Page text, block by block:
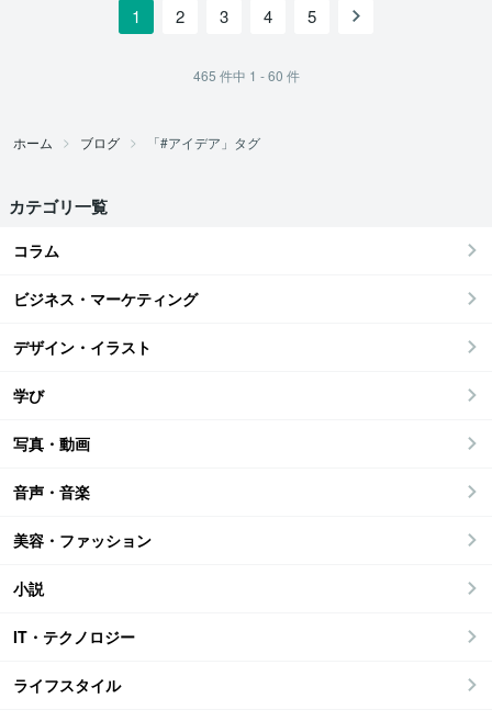
1 2 3 4 5
465 件中 1 - 60 件
ホーム ブログ 「#アイデア」タグ
カテゴリ一覧
コラム
ビジネス・マーケティング
デザイン・イラスト
学び
写真・動画
音声・音楽
美容・ファッション
小説
IT・テクノロジー
ライフスタイル